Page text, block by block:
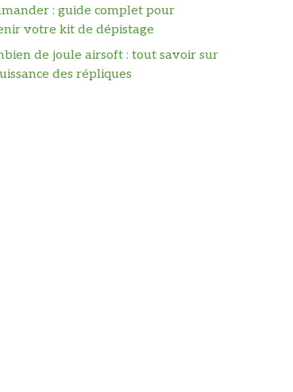
: guide complet pour
votre kit de dépistage
de joule airsoft : tout savoir sur
des répliques